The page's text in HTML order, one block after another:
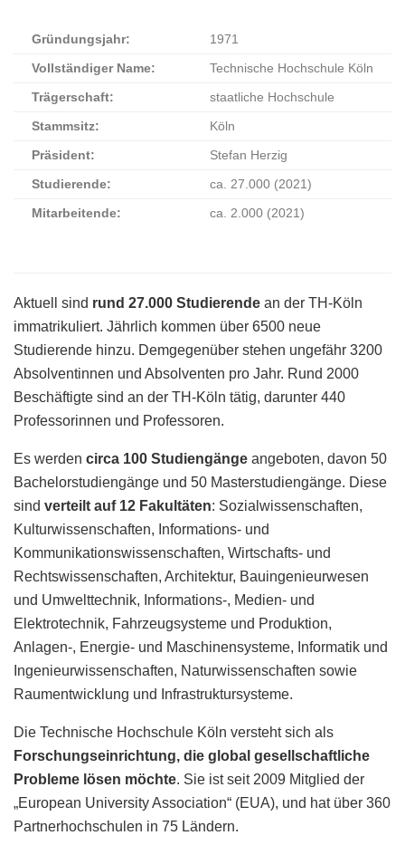
Gründungsjahr: 1971
Vollständiger Name: Technische Hochschule Köln
Trägerschaft: staatliche Hochschule
Stammsitz: Köln
Präsident: Stefan Herzig
Studierende: ca. 27.000 (2021)
Mitarbeitende: ca. 2.000 (2021)
Aktuell sind rund 27.000 Studierende an der TH-Köln
immatrikuliert. Jährlich kommen über 6500 neue
Studierende hinzu. Demgegenüber stehen ungefähr 3200
Absolventinnen und Absolventen pro Jahr. Rund 2000
Beschäftigte sind an der TH-Köln tätig, darunter 440
Professorinnen und Professoren.
Es werden circa 100 Studiengänge angeboten, davon 50
Bachelorstudiengänge und 50 Masterstudiengänge. Diese
sind verteilt auf 12 Fakultäten: Sozialwissenschaften,
Kulturwissenschaften, Informations- und
Kommunikationswissenschaften, Wirtschafts- und
Rechtswissenschaften, Architektur, Bauingenieurwesen
und Umwelttechnik, Informations-, Medien- und
Elektrotechnik, Fahrzeugsysteme und Produktion,
Anlagen-, Energie- und Maschinensysteme, Informatik und
Ingenieurwissenschaften, Naturwissenschaften sowie
Raumentwicklung und Infrastruktursysteme.
Die Technische Hochschule Köln versteht sich als
Forschungseinrichtung, die global gesellschaftliche
Probleme lösen möchte. Sie ist seit 2009 Mitglied der
„European University Association“ (EUA), und hat über 360
Partnerhochschulen in 75 Ländern.